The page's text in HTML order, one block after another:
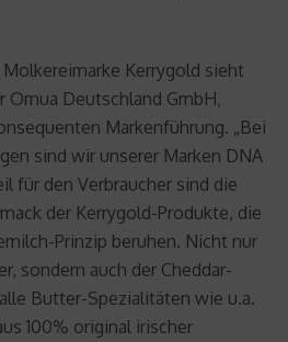
Kerrygold sieht
Ornua Deutschland GmbH,
Markenführung. „Bei
sind wir unserer Marken DNA
für den Verbraucher sind die
der Kerrygold-Produkte, die
Prinzip beruhen. Nicht nur
sondern auch der Cheddar-
Butter-Spezialitäten wie u.a.
100% original irischer